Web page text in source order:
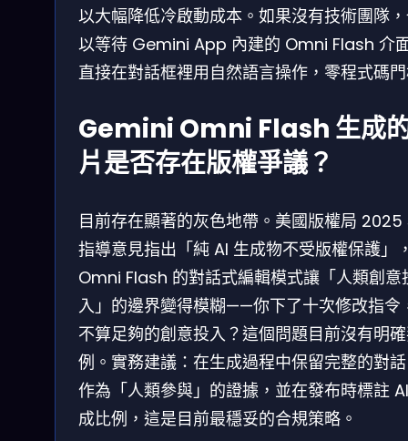
以大幅降低冷啟動成本。如果沒有技術團隊
以等待 Gemini App 內建的 Omni Flash 介
直接在對話框裡用自然語言操作，零程式碼
Gemini Omni Flash 生成
片是否存在版權爭議？
目前存在顯著的灰色地帶。美國版權局 2025
指導意見指出「純 AI 生成物不受版權保護」
Omni Flash 的對話式編輯模式讓「人類創意
入」的邊界變得模糊——你下了十次修改指令
不算足夠的創意投入？這個問題目前沒有明
例。實務建議：在生成過程中保留完整的對
作為「人類參與」的證據，並在發布時標註
成比例，這是目前最穩妥的合規策略。